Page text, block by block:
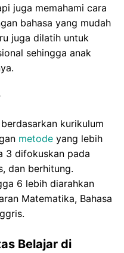
juga memahami cara
bahasa yang mudah
juga dilatih untuk
sehingga anak
kurikulum
metode yang lebih
3 difokuskan pada
dan berhitung.
6 lebih diarahkan
Matematika, Bahasa
Belajar di